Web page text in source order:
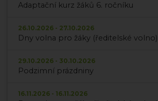
Adaptační kurz žáků 6. ročníku
26.10.2026 - 27.10.2026
Dny volna pro žáky (ředitelské volno)
29.10.2026 - 30.10.2026
Podzimní prázdniny
16.11.2026 - 16.11.2026